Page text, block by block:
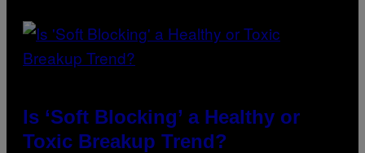
Is ‘Soft Blocking’ a Healthy or
Toxic Breakup Trend?